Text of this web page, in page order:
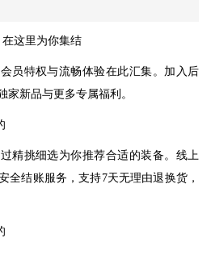
这里为你集结
员特权与流畅体验在此汇集。加入后
家新品与更多专属福利。
精挑细选为你推荐合适的装备。线上
全结账服务，支持7天无理由退换货，